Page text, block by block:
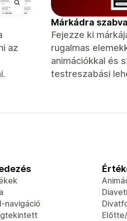
az
Márkádra szabva
Fejezze ki
rugalmas
animációkkal és
testreszabási
navigáció